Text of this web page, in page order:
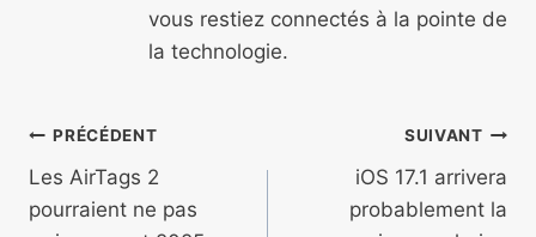
vous restiez connectés à la pointe de
la technologie.
Navigation
de
PRÉCÉDENT
Les AirTags 2
pourraient ne pas
SUIVANT
iOS 17.1 arrivera
probablement la